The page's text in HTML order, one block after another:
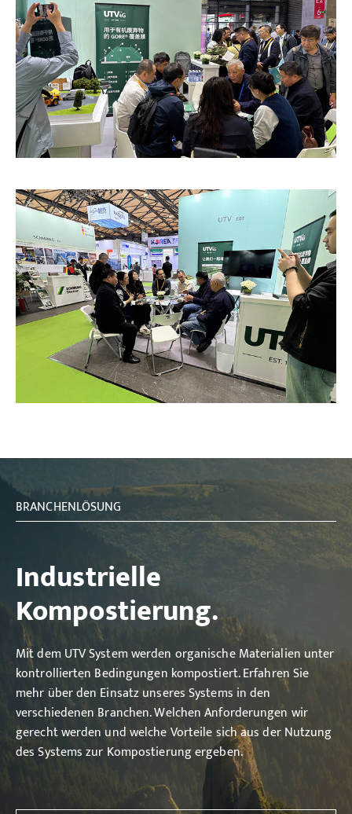
BRANCHENLÖSUNG
Industrielle
Kompostierung.
Mit dem UTV System werden organische Materialien unter
kontrollierten Bedingungen kompostiert. Erfahren Sie
mehr über den Einsatz unseres Systems in den
verschiedenen Branchen. Welchen Anforderungen wir
gerecht werden und welche Vorteile sich aus der Nutzung
des Systems zur Kompostierung ergeben.